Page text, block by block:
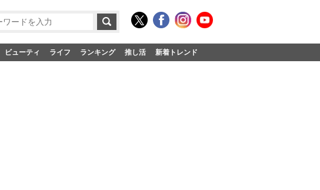
ビューティ ライフ ランキング 推し活 新着トレンド